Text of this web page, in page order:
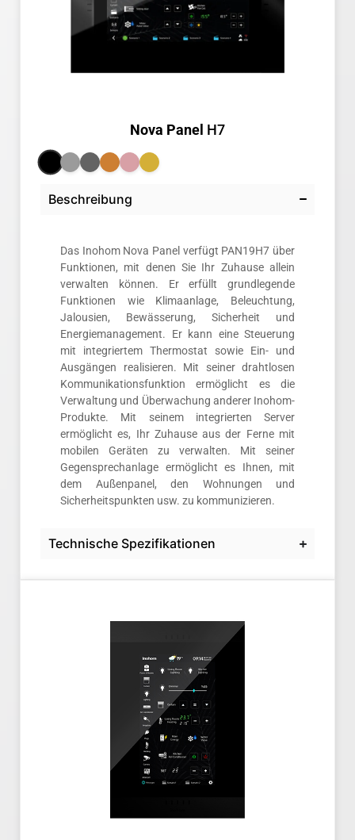
Nova Panel H7
Beschreibung
Das Inohom Nova Panel verfügt PAN19H7 über
Funktionen, mit denen Sie Ihr Zuhause allein
verwalten können. Er erfüllt grundlegende
Funktionen wie Klimaanlage, Beleuchtung,
Jalousien, Bewässerung, Sicherheit und
Energiemanagement. Er kann eine Steuerung
mit integriertem Thermostat sowie Ein- und
Ausgängen realisieren. Mit seiner drahtlosen
Kommunikationsfunktion ermöglicht es die
Verwaltung und Überwachung anderer Inohom-
Produkte. Mit seinem integrierten Server
ermöglicht es, Ihr Zuhause aus der Ferne mit
mobilen Geräten zu verwalten. Mit seiner
Gegensprechanlage ermöglicht es Ihnen, mit
dem Außenpanel, den Wohnungen und
Sicherheitspunkten usw. zu kommunizieren.
Technische Spezifikationen